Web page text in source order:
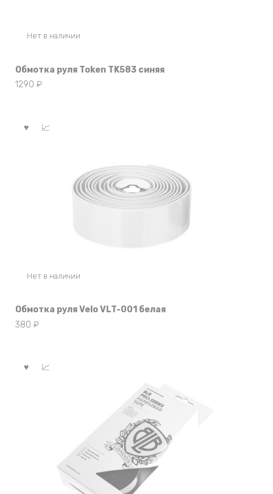
Нет в наличии
Обмотка руля Token TK583 синяя
1290 ₽
Нет в наличии
Обмотка руля Velo VLT-001 белая
380 ₽